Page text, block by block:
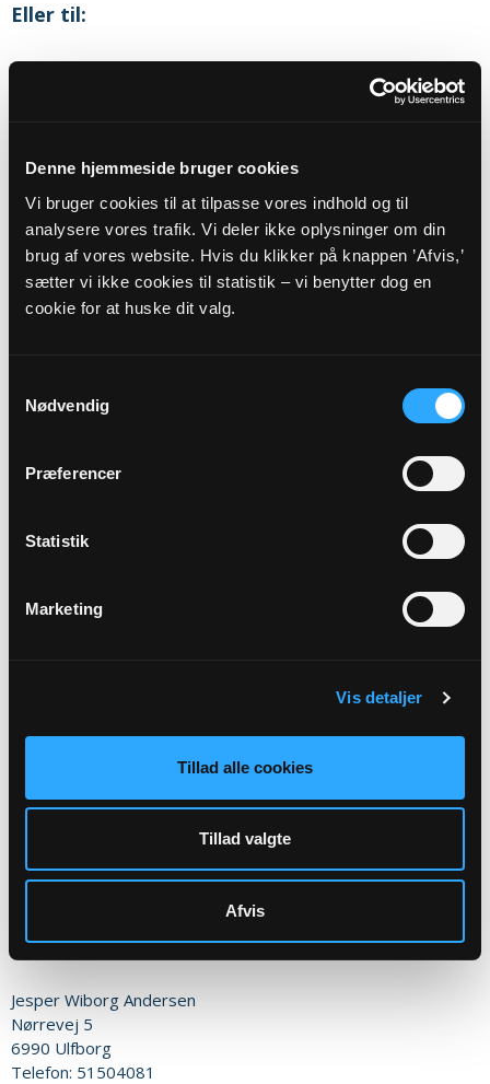
Denne hjemmeside bruger cookies
Vi bruger cookies til at tilpasse vores indhold og til
analysere vores trafik. Vi deler ikke oplysninger om din
brug af vores website. Hvis du klikker på knappen ’Afvis,’
sætter vi ikke cookies til statistik – vi benytter dog en
cookie for at huske dit valg.
Nødvendig
Præferencer
Statistik
Marketing
Vis detaljer
Tillad alle cookies
Tillad valgte
Afvis
Eller til:
Jesper Wiborg Andersen
E-mail:jeka@km.dk
Eller til:
6990Ulfborg
Dog skal eventuelle spørgsmål vedrørende
Hjemmeside:
Sognets officielle email adresse:madum.sogn@km.dk
Eller til:
Jesper Wiborg Andersen
Nørrevej 5
6990 Ulfborg
Telefon: 51504081